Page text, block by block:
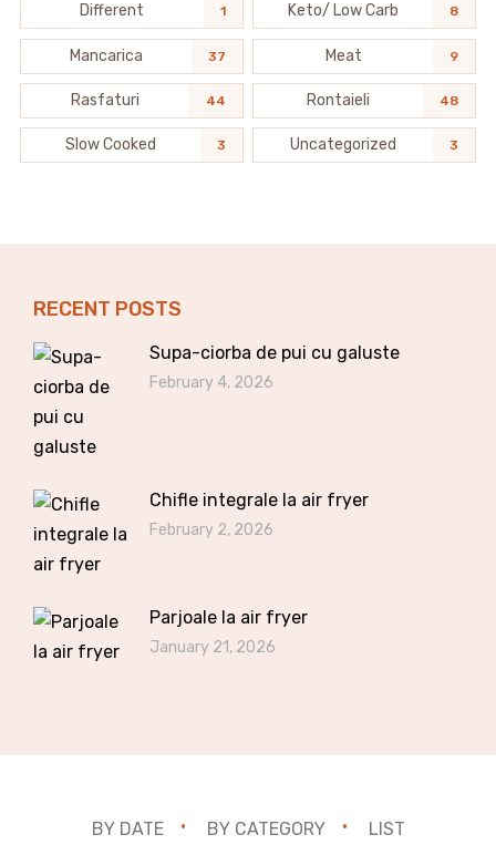
Different 1 Keto/ Low Carb 8
Mancarica 37 Meat 9
Rasfaturi 44 Rontaieli 48
Slow Cooked 3 Uncategorized 3
RECENT POSTS
Supa-ciorba de pui cu galuste
February 4, 2026
Chifle integrale la air fryer
February 2, 2026
Parjoale la air fryer
January 21, 2026
BY DATE BY CATEGORY LIST